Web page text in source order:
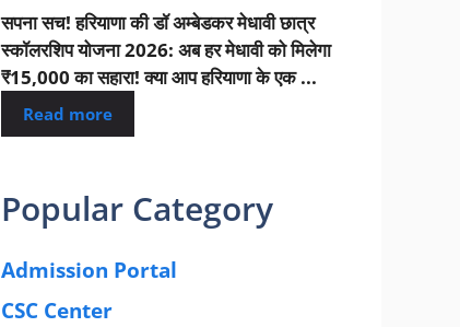
सपना सच! हरियाणा की डॉ अम्बेडकर मेधावी छात्र
स्कॉलरशिप योजना 2026: अब हर मेधावी को मिलेगा
₹15,000 का सहारा! क्या आप हरियाणा के एक ...
Read more
Popular Category
Admission Portal
CSC Center